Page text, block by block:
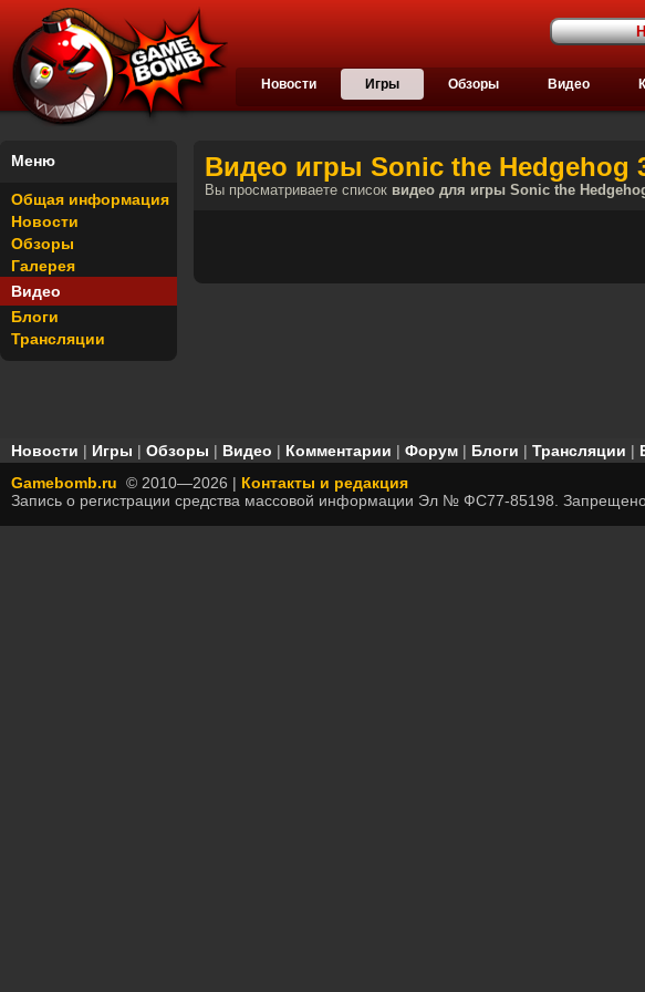
Новости Игры Обзоры Видео
Меню
Общая информация
Новости
Обзоры
Галерея
Видео
Блоги
Трансляции
Видео игры Sonic the Hedgehog
Вы просматриваете список видео для игры Sonic the
Новости | Игры | Обзоры | Видео | Комментарии | Форум | Блоги | Трансляции |
Gamebomb.ru © 2010—2026 | Контакты и редакция
Запись о регистрации средства массовой информации Эл № ФС77-85198.